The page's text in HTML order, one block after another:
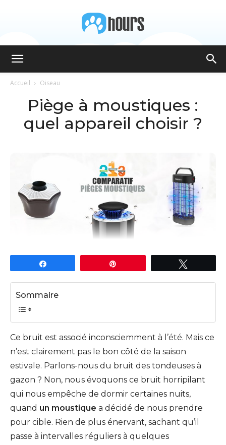
Accueil Oiseau
Piège à moustiques :
quel appareil choisir ?
Sommaire
Ce bruit est associé inconsciemment à l’été. Mais ce
n’est clairement pas le bon côté de la saison
estivale. Parlons-nous du bruit des tondeuses à
gazon ? Non, nous évoquons ce bruit horripilant
qui nous empêche de dormir certaines nuits,
quand un moustique a décidé de nous prendre
pour cible. Rien de plus énervant, sachant qu’il
passe à intervalles réguliers à quelques